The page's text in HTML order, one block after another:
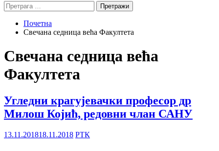
Претрага
за:
Почетна
Свечана седница већа Факултета
Свечана седница већа
Факултета
Угледни крагујевачки професор др
Милош Којић, редовни члан САНУ
13.11.201818.11.2018 РТК